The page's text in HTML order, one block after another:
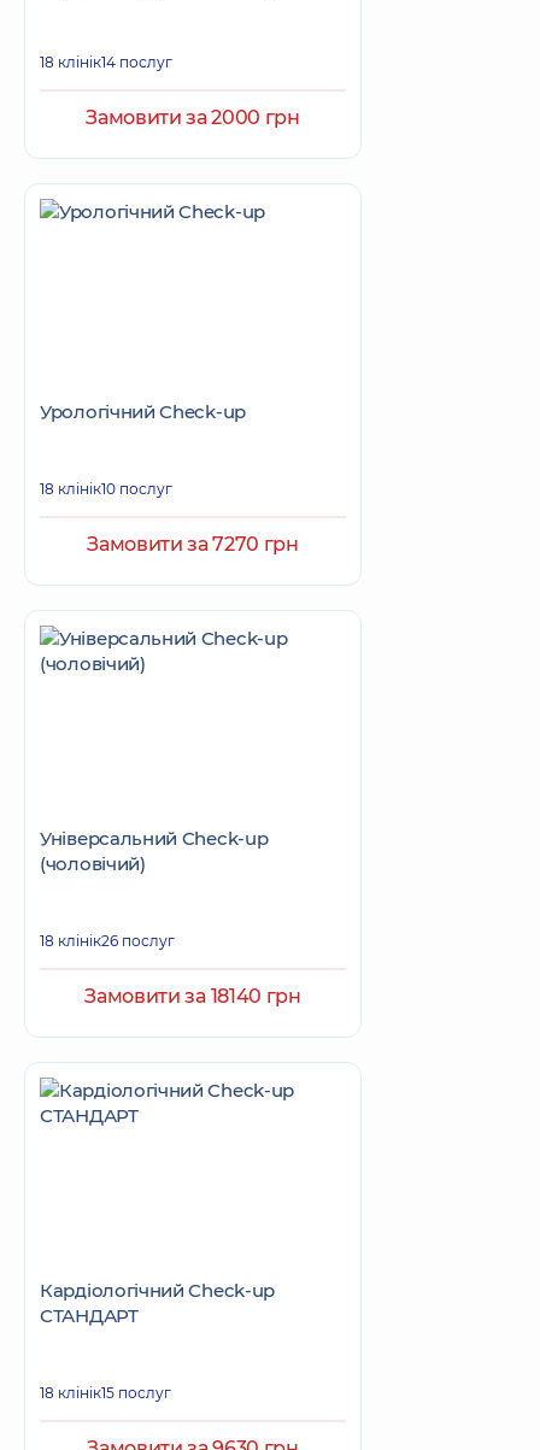
18 клінік14 послуг
Замовити за 2000 грн
Урологічний Check-up
18 клінік10 послуг
Замовити за 7270 грн
Універсальний Check-up
(чоловічий)
18 клінік26 послуг
Замовити за 18140 грн
Кардіологічний Check-up
СТАНДАРТ
18 клінік15 послуг